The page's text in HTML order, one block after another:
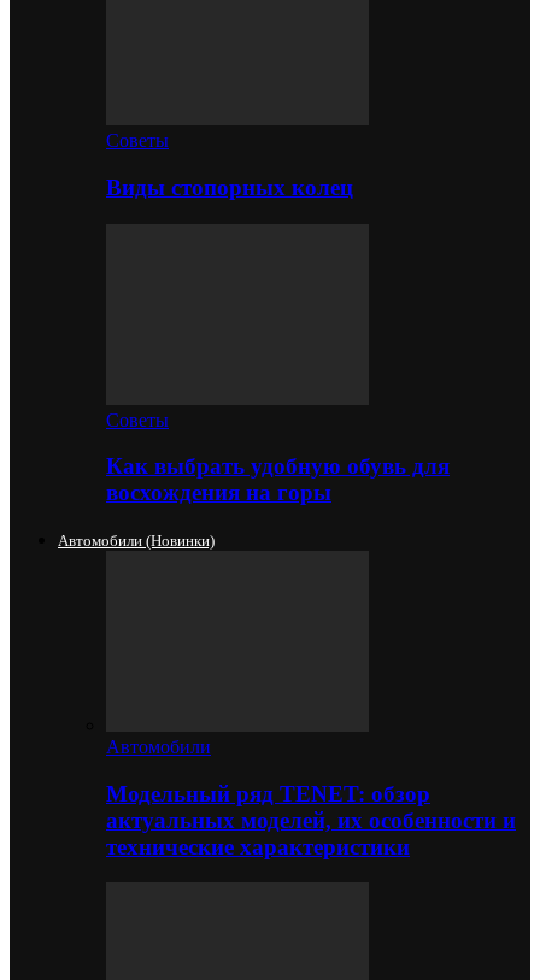
Советы
Виды стопорных колец
Советы
Как выбрать удобную обувь для
восхождения на горы
Автомобили (новинки)
Автомобили
Модельный ряд TENET: обзор
актуальных моделей, их особенности и
технические характеристики